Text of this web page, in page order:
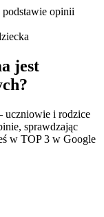
opinii
jest
uczniowie i rodzice
sprawdzając
w TOP 3 w Google